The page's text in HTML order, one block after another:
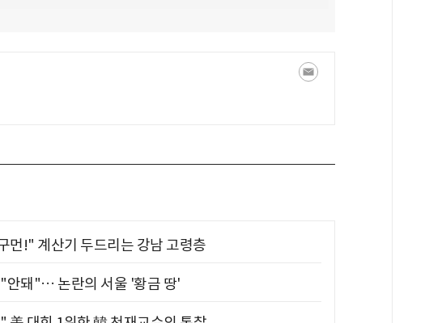
먼!" 계산기 두드리는 강남 고령층
안돼"… 논란의 서울 '황금 땅'